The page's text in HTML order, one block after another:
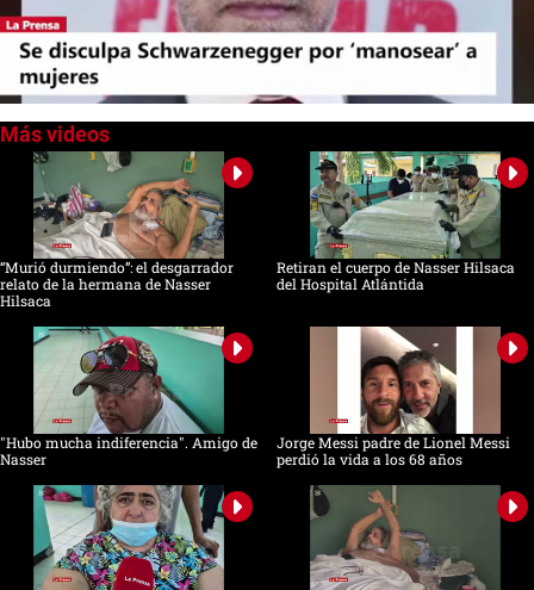
seconds
seconds
“Murió durmiendo”: el desgarrador
relato de la hermana de Nasser
Hilsaca
Retiran el cuerpo de Nasser Hilsaca
del Hospital Atlántida
"Hubo mucha indiferencia". Amigo de
Nasser
Jorge Messi padre de Lionel Messi
perdió la vida a los 68 años